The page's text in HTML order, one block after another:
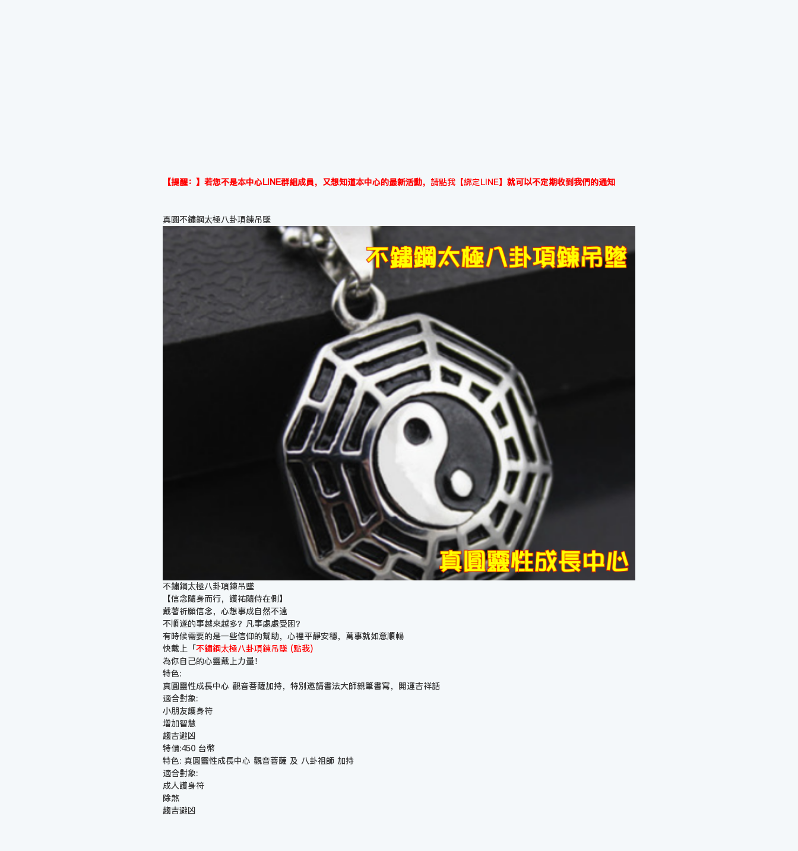
【提醒：】若您不是本中心LINE群組成員，又想知道本中心的最新活動， 請點我【綁定LINE】 就可以不定期收到我們的通知
真圓不鏽鋼太極八卦項鍊吊墜
不鏽鋼太極八卦項鍊吊墜
【信念隨身而行，護祐隨侍在側】
戴著祈願信念，心想事成自然不遠
不順遂的事越來越多？凡事處處受困？
有時候需要的是一些信仰的幫助，心裡平靜安穩，萬事就如意順暢
快戴上「不鏽鋼太極八卦項鍊吊墜 (點我)
為你自己的心靈戴上力量！
特色:
真圓靈性成長中心 觀音菩薩加持，特別邀請書法大師親筆書寫，開運吉祥話
適合對象:
小朋友護身符
增加智慧
趨吉避凶
特價:450 台幣
特色: 真圓靈性成長中心 觀音菩薩 及 八卦祖師 加持
適合對象:
成人護身符
除煞
趨吉避凶